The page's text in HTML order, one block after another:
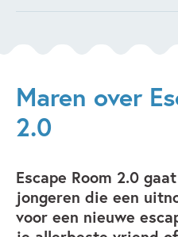
waarschijnlijk ook.
Maren over
2.0
Escape Room 2.0
jongeren die een
voor een nieuwe